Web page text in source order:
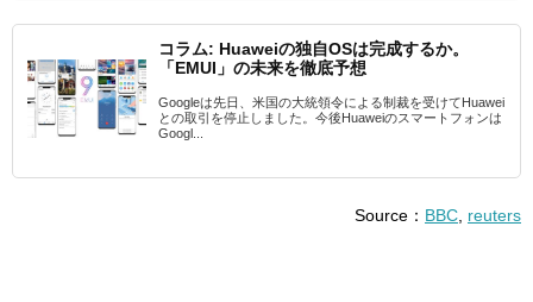
コラム: Huaweiの独自OSは完成するか。
「EMUI」の未来を徹底予想
Googleは先日、米国の大統領令による制裁を受けてHuawei
との取引を停止しました。今後Huaweiのスマートフォンは
Googl...
Source： BBC reuters